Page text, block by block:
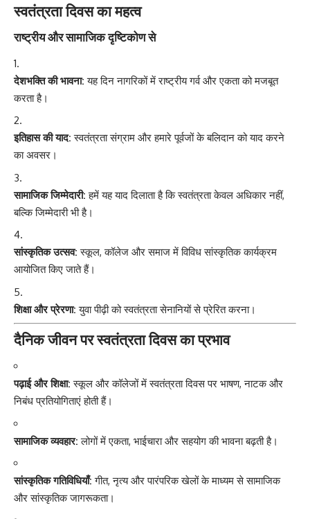
स्वतंत्रता दिवस का महत्व
राष्ट्रीय और सामाजिक दृष्टिकोण से
देशभक्ति की भावना: यह दिन नागरिकों में राष्ट्रीय गर्व और एकता को मजबूत
करता है।
इतिहास की याद: स्वतंत्रता संग्राम और हमारे पूर्वजों के बलिदान को याद करने
का अवसर।
सामाजिक जिम्मेदारी: हमें यह याद दिलाता है कि स्वतंत्रता केवल अधिकार नहीं,
बल्कि जिम्मेदारी भी है।
सांस्कृतिक उत्सव: स्कूल, कॉलेज और समाज में विविध सांस्कृतिक कार्यक्रम
आयोजित किए जाते हैं।
शिक्षा और प्रेरणा: युवा पीढ़ी को स्वतंत्रता सेनानियों से प्रेरित करना।
दैनिक जीवन पर स्वतंत्रता दिवस का प्रभाव
पढ़ाई और शिक्षा: स्कूल और कॉलेजों में स्वतंत्रता दिवस पर भाषण, नाटक और
निबंध प्रतियोगिताएं होती हैं।
सामाजिक व्यवहार: लोगों में एकता, भाईचारा और सहयोग की भावना बढ़ती है।
सांस्कृतिक गतिविधियाँ: गीत, नृत्य और पारंपरिक खेलों के माध्यम से सामाजिक
और सांस्कृतिक जागरूकता।